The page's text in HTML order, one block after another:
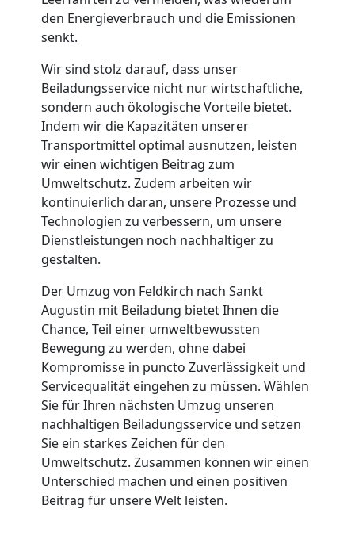
den Energieverbrauch und die Emissionen
senkt.
Wir sind stolz darauf, dass unser
Beiladungsservice nicht nur wirtschaftliche,
sondern auch ökologische Vorteile bietet.
Indem wir die Kapazitäten unserer
Transportmittel optimal ausnutzen, leisten
wir einen wichtigen Beitrag zum
Umweltschutz. Zudem arbeiten wir
kontinuierlich daran, unsere Prozesse und
Technologien zu verbessern, um unsere
Dienstleistungen noch nachhaltiger zu
gestalten.
Der Umzug von Feldkirch nach Sankt
Augustin mit Beiladung bietet Ihnen die
Chance, Teil einer umweltbewussten
Bewegung zu werden, ohne dabei
Kompromisse in puncto Zuverlässigkeit und
Servicequalität eingehen zu müssen. Wählen
Sie für Ihren nächsten Umzug unseren
nachhaltigen Beiladungsservice und setzen
Sie ein starkes Zeichen für den
Umweltschutz. Zusammen können wir einen
Unterschied machen und einen positiven
Beitrag für unsere Welt leisten.
Tresortransport
Feldkirch
Umzug
für
Senioren
Feldkirch
Fernumzug
Feldkirch
Firmenumzug